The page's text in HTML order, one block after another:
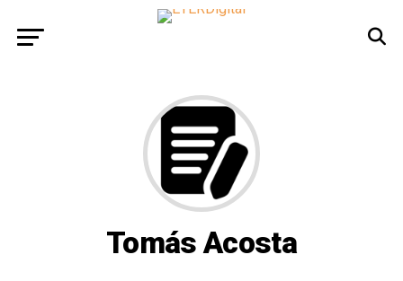
Tomás Acosta